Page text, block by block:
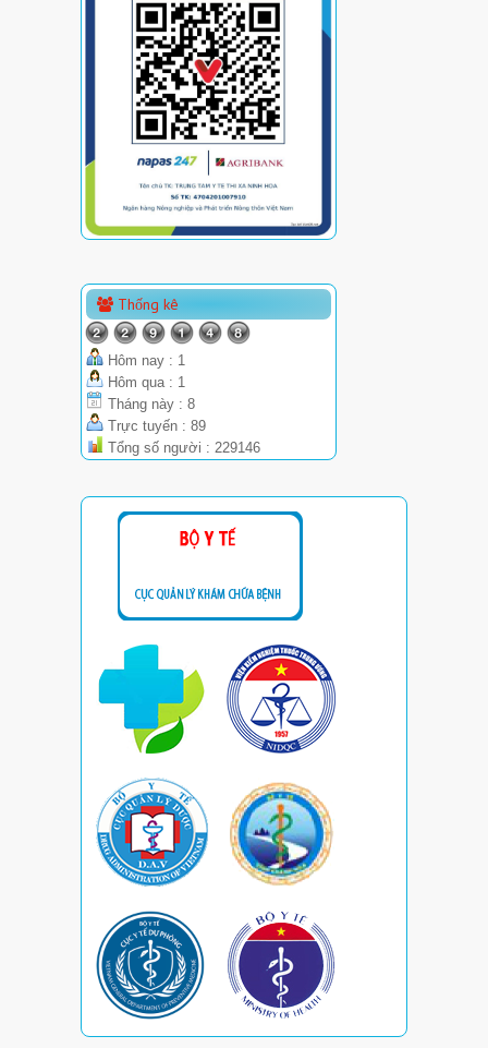
Thống kê
Hôm nay : 1
Hôm qua : 1
Tháng này : 8
Trực tuyến : 89
Tổng số người : 229146